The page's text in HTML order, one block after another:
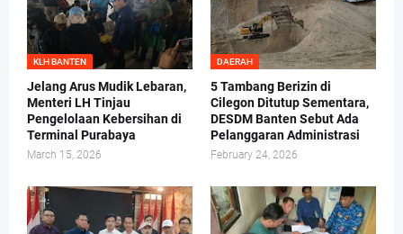
KLH BANTEN
Jelang Arus Mudik Lebaran,
Menteri LH Tinjau
Pengelolaan Kebersihan di
Terminal Purabaya
March 15, 2026
DAERAH
5 Tambang Berizin di
Cilegon Ditutup Sementara,
DESDM Banten Sebut Ada
Pelanggaran Administrasi
February 24, 2026